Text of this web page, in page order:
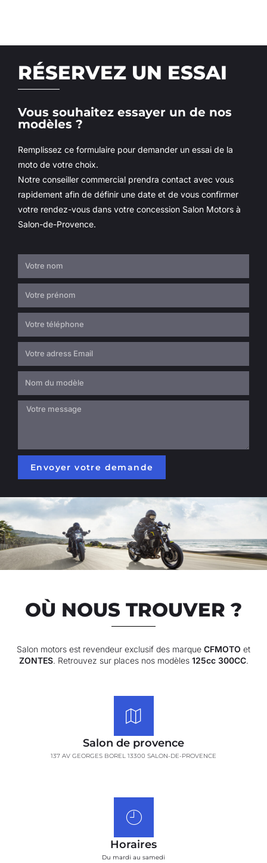
RÉSERVEZ UN ESSAI
Vous souhaitez essayer un de nos
modèles ?
Remplissez ce formulaire pour demander un essai de la
moto de votre choix.
Notre conseiller commercial prendra contact avec vous
rapidement afin de définir une date et de vous confirmer
votre rendez-vous dans votre concession Salon Motors à
Salon-de-Provence.
Envoyer votre demande
OÙ NOUS TROUVER ?
Salon motors est revendeur exclusif des marque CFMOTO et
ZONTES. Retrouvez sur places nos modèles 125cc 300CC.
Salon de provence
137 AV GEORGES BOREL 13300 SALON-DE-PROVENCE
Horaires
Du mardi au samedi